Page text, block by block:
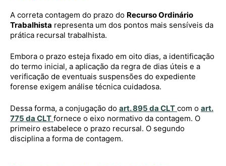
A correta contagem do prazo do Recurso Ordinário
Trabalhista representa um dos pontos mais sensíveis da
prática recursal trabalhista.
Embora o prazo esteja fixado em oito dias, a identificação
do termo inicial, a aplicação da regra de dias úteis e a
verificação de eventuais suspensões do expediente
forense exigem análise técnica cuidadosa.
Dessa forma, a conjugação do art. 895 da CLT com o art.
775 da CLT fornece o eixo normativo da contagem. O
primeiro estabelece o prazo recursal. O segundo
disciplina a forma de contagem.